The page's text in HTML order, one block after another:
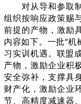
对从导和参取制
组织按响应政策赐
前提的产物，激励
内容如下。一批“机
习实训机遇。联盟
产物，激励企业积
安全弥补，支撑具
财产化，激励企业
节、高精度减速器